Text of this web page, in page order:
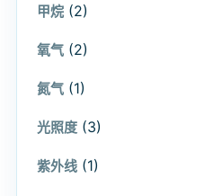
甲烷 (2)
氧气 (2)
氮气 (1)
光照度 (3)
紫外线 (1)